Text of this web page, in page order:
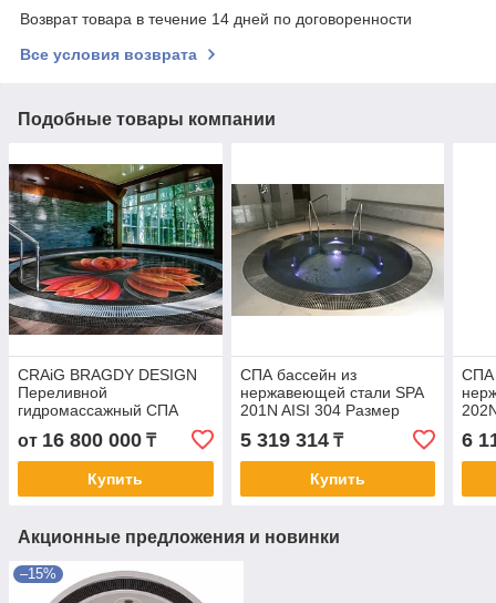
Возврат товара в течение 14 дней по договоренности
Все условия возврата
Подобные товары компании
CRAiG BRAGDY DESIGN
Переливной
гидромассажный СПА
бассейн Размер D - 3000
мм
от 16 800 000 ₸
Купить
СПА бассейн из
нержавеющей стали SPA
201N AISI 304 Размер
2500 мм с переливной
решеткой
5 319 314₸
Купить
СПА
6
Акционные предложения и новинки
–15%